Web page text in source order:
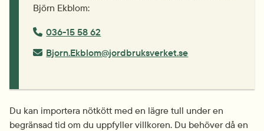
Björn Ekblom:
Telefonnummer:
036-15 58 62
E-post:
Bjorn.Ekblom@jordbruksverket.se
Du kan importera nötkött med en lägre tull under en
begränsad tid om du uppfyller villkoren. Du behöver då en